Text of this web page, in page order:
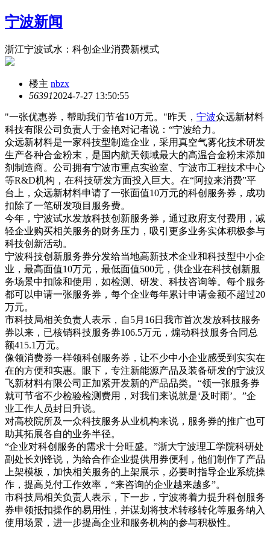
宁波新闻
浙江宁波试水：科创企业消费新模式
楼主 nbzx
563912024-7-27 13:50:55
"一张优惠券，帮助我们节省10万元。"昨天， 宁波众远新材料
科技有限公司负责人于金艳对记者说：“宁波给力。
众远新材料是一家科技型制造企业，采用真空气雾化技术研发
生产各种合金粉末，是国内航天领域最大的高温合金粉末添加
剂制造商。公司拥有宁波市重点实验室、宁波市工程技术中心
等R&D机构，在科技研发方面投入巨大。在“阿拉来消费”平
台上，众远新材料申请了一张面值10万元的科创服务券，成功
扣除了一笔研发项目服务费。
今年，宁波试水发放科技创新服务券，通过政府支付费用，减
轻企业购买相关服务的财务压力，吸引更多业务实体积极参与
科技创新活动。
宁波科技创新服务券分发给当地高新技术企业和科技型中小企
业，最高面值10万元，最低面值500元，供企业在科技创新服
务场景中扣除和使用，如检测、研发、科技咨询等。每个服务
都可以申请一张服务券，每个企业每年累计申请金额不超过20
万元。
市科技局相关负责人表示，自5月16日我市首次发放科技服务
券以来，已核销科技服务券106.5万元，煽动科技服务合同总
额415.1万元。
像领消费券一样领科创服务券，让不少中小企业感受到实实在
在的方便和实惠。眼下，专注新能源产品及装备研发的宁波汉
飞新材料有限公司正加紧开发新的产品品类。“领一张服务券
就可节省不少检验检测费用，对我们来说就是‘及时雨’。”企
业工作人员封日升说。
对高校院所及一众科技服务从业机构来说，服务券的推广也可
助其拓展各自的业务半径。
“企业对科创服务的需求十分旺盛。”浙大宁波理工学院科研处
副处长刘锋说，为给合作企业提供用券便利，他们制作了产品
上架模板，加快相关服务的上架展示，必要时指导企业系统操
作，提高兑付工作效率，“来咨询的企业越来越多”。
市科技局相关负责人表示，下一步，宁波将着力提升科创服务
券申领抵扣操作的易用性，并谋划将技术转移转化等服务纳入
使用场景，进一步提高企业和服务机构的参与积极性。